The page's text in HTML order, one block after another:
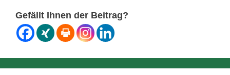
Gefällt Ihnen der Beitrag?